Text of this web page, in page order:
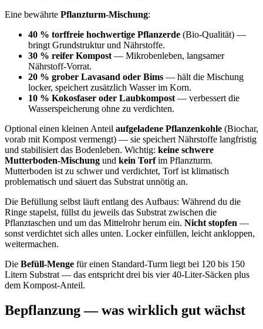
Eine bewährte Pflanzturm-Mischung:
40 % torffreie hochwertige Pflanzerde (Bio-Qualität) —
bringt Grundstruktur und Nährstoffe.
30 % reifer Kompost — Mikrobenleben, langsamer
Nährstoff-Vorrat.
20 % grober Lavasand oder Bims — hält die Mischung
locker, speichert zusätzlich Wasser im Korn.
10 % Kokosfaser oder Laubkompost — verbessert die
Wasserspeicherung ohne zu verdichten.
Optional einen kleinen Anteil aufgeladene Pflanzenkohle (Biochar,
vorab mit Kompost vermengt) — sie speichert Nährstoffe langfristig
und stabilisiert das Bodenleben. Wichtig: keine schwere
Mutterboden-Mischung und kein Torfim Pflanzturm.
Mutterboden ist zu schwer und verdichtet, Torf ist klimatisch
problematisch und säuert das Substrat unnötig an.
Die Befüllung selbst läuft entlang des Aufbaus: Während du die
Ringe stapelst, füllst du jeweils das Substrat zwischen die
Pflanztaschen und um das Mittelrohr herum ein. Nicht stopfen —
sonst verdichtet sich alles unten. Locker einfüllen, leicht ankloppen,
weitermachen.
Die Befüll-Menge für einen Standard-Turm liegt bei 120 bis 150
Litern Substrat — das entspricht drei bis vier 40-Liter-Säcken plus
dem Kompost-Anteil.
Bepflanzung — was wirklich gut wächst